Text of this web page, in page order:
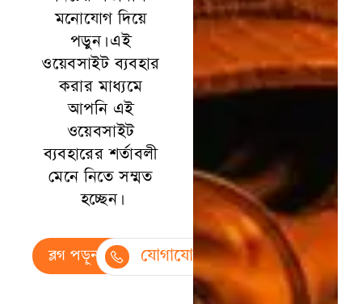
মনোযোগ দিয়ে
পড়ুন। এই
ওয়েবসাইট ব্যবহার
করার মাধ্যমে
আপনি এই
ওয়েবসাইট
ব্যবহারের শর্তাবলী
মেনে নিতে সম্মত
হচ্ছেন।
ব্লগ পড়ুন যোগাযোগ